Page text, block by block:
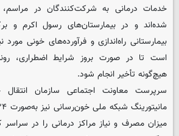
خدمات درمانی به شرکت‌کنندگان در
شده‌اند و در بیمارستان‌های رسول اکرم و
بیمارستانی راه‌اندازی و فرآورده‌های خونی
است تا در صورت بروز شرایط اضطراری،
هیچ‌گونه تأخیر انجام شود.
سرپرست معاونت اجتماعی سازمان
میزان مصرف و نیاز مراکز درمانی را در سراسر